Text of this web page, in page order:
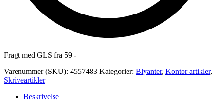
Fragt med GLS fra 59.-
Varenummer (SKU): 4557483 Kategorier: Blyanter, Kontor artikler,
Skriveartikler
Beskrivelse